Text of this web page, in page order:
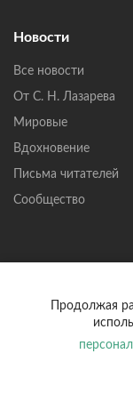
Новости
Все новости
От С. Н. Лазарева
Мировые
Вдохновение
Письма читателей
Сообщество
Продолжая